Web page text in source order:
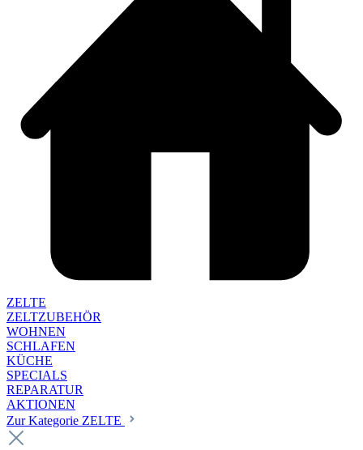
ZELTE
ZELTZUBEHÖR
WOHNEN
SCHLAFEN
KÜCHE
SPECIALS
REPARATUR
AKTIONEN
Zur Kategorie ZELTE